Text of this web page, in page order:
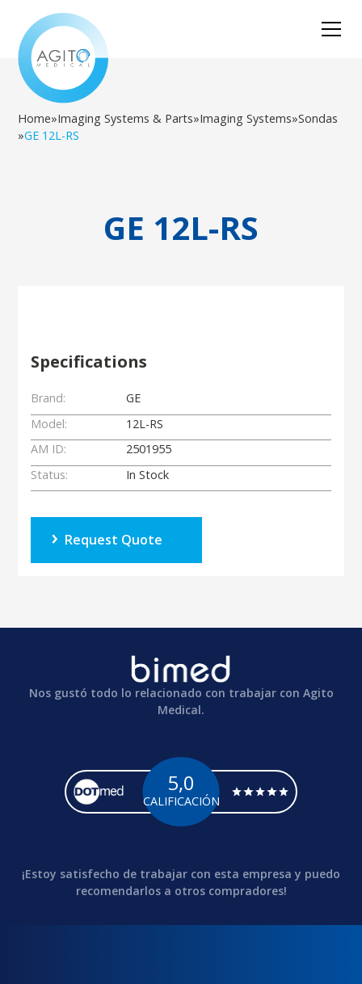
Home»Imaging Systems & Parts»Imaging Systems»Sondas
»GE 12L-RS
GE 12L-RS
Specifications
Brand:
GE
Model:
12L-RS
AM ID:
2501955
Status:
In Stock
Request Quote
Nos gustó todo lo relacionado con trabajar con Agito
Medical.
5,0
CALIFICACIÓN
¡Estoy satisfecho de trabajar con esta empresa y puedo
recomendarlos a otros compradores!